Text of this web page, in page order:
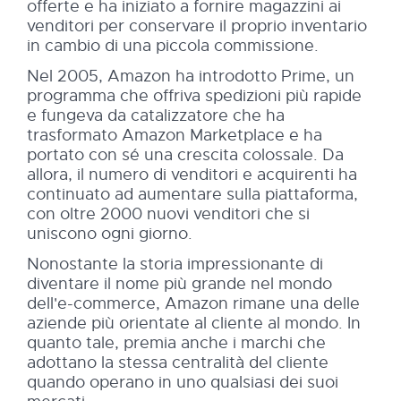
offerte e ha iniziato a fornire magazzini ai
venditori per conservare il proprio inventario
in cambio di una piccola commissione.
Nel 2005, Amazon ha introdotto Prime, un
programma che offriva spedizioni più rapide
e fungeva da catalizzatore che ha
trasformato Amazon Marketplace e ha
portato con sé una crescita colossale. Da
allora, il numero di venditori e acquirenti ha
continuato ad aumentare sulla piattaforma,
con oltre 2000 nuovi venditori che si
uniscono ogni giorno.
Nonostante la storia impressionante di
diventare il nome più grande nel mondo
dell'e-commerce, Amazon rimane una delle
aziende più orientate al cliente al mondo. In
quanto tale, premia anche i marchi che
adottano la stessa centralità del cliente
quando operano in uno qualsiasi dei suoi